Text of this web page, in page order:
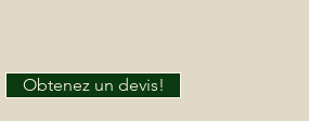
Obtenez un devis!